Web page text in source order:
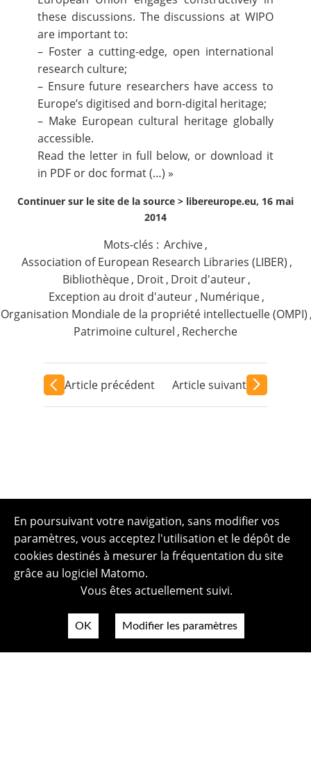
these discussions. The discussions at WIPO
are important to:
– Foster a cutting-edge, open international
research culture;
– Ensure future researchers have access to
Europe’s digitised and born-digital heritage;
– Make European cultural heritage globally
accessible.
Read the letter in full below, or download it
in PDF or doc format (…) »
Continuer sur le site de la source > libereurope.eu, 16 mai
2014
Mots-clés : Archive,
Association of European Research Libraries (LIBER) ,
Bibliothèque, Droit , Droit d'auteur,
Exception au droit d'auteur , Numérique,
Organisation Mondiale de la propriété intellectuelle (OMPI)
Patrimoine culturel , Recherche
Article précédent Article suivant
En poursuivant votre navigation, sans modifier vos
paramètres, vous acceptez l'utilisation et le dépôt de
cookies destinés à mesurer la fréquentation du site
grâce au logiciel Matomo.
Vous êtes actuellement suivi.
OK Modifier les paramètres